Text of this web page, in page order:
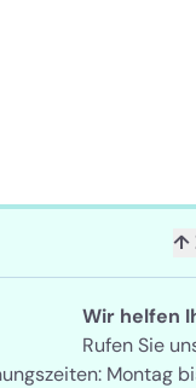
↑
Wir helfen
Rufen Sie
Montag